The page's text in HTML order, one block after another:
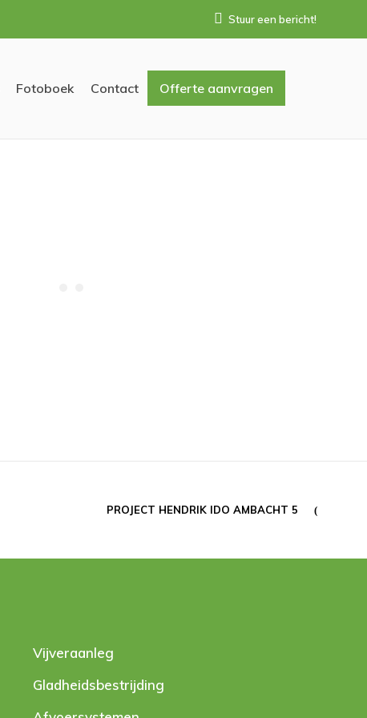
Stuur een bericht!
Fotoboek Contact Offerte aanvragen
PROJECT HENDRIK IDO AMBACHT 5
Vijveraanleg
Gladheidsbestrijding